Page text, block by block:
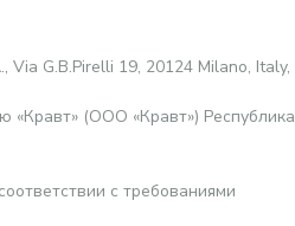
Via G.B.Pirelli 19, 20124 Milano, Italy,
«Кравт» (ООО «Кравт») Республика
с требованиями